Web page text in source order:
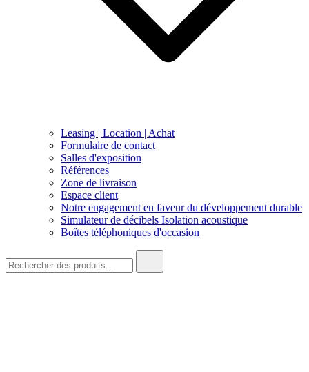
Leasing | Location | Achat
Formulaire de contact
Salles d'exposition
Références
Zone de livraison
Espace client
Notre engagement en faveur du développement durable
Simulateur de décibels Isolation acoustique
Boîtes téléphoniques d'occasion
de